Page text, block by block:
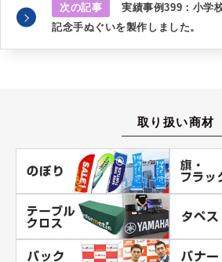
次の記事
実績事例399：小学
記念手ぬぐいを製作しました。
取り扱い商材